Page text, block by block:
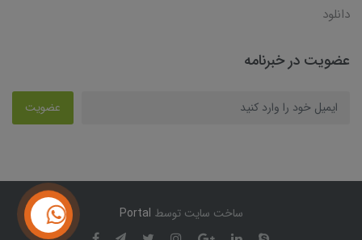
دانلود
عضویت در خبرنامه
عضویت
ساخت سایت توسط Portal